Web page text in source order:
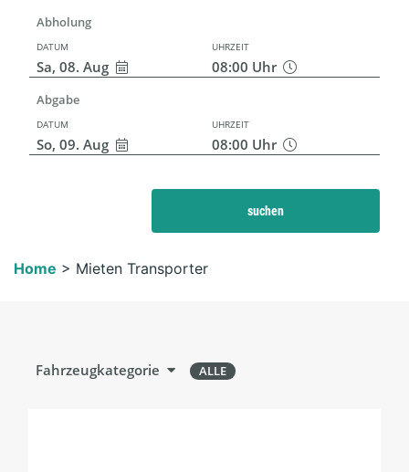
Abholung
DATUM
Sa, 08. Aug
UHRZEIT
08:00 Uhr
Abgabe
DATUM
So, 09. Aug
UHRZEIT
08:00 Uhr
suchen
Home > Mieten Transporter
Fahrzeugkategorie ALLE